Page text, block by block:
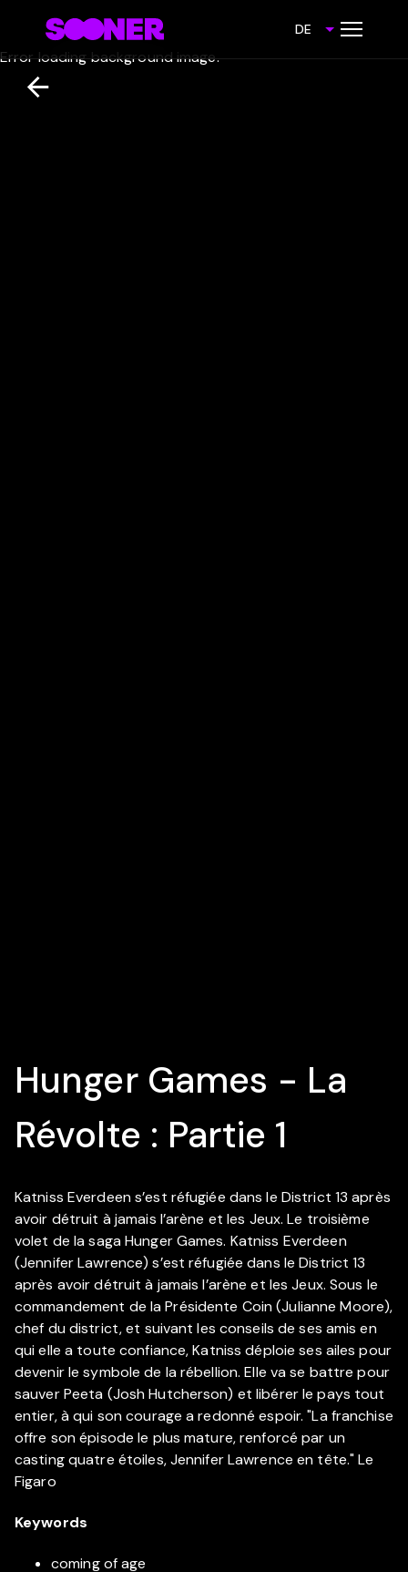
DE
Error loading background image.
Hunger Games - La
Révolte : Partie 1
Katniss Everdeen s’est réfugiée dans le District 13 après
avoir détruit à jamais l’arène et les Jeux. Le troisième
volet de la saga Hunger Games. Katniss Everdeen
(Jennifer Lawrence) s’est réfugiée dans le District 13
après avoir détruit à jamais l’arène et les Jeux. Sous le
commandement de la Présidente Coin (Julianne Moore),
chef du district, et suivant les conseils de ses amis en
qui elle a toute confiance, Katniss déploie ses ailes pour
devenir le symbole de la rébellion. Elle va se battre pour
sauver Peeta (Josh Hutcherson) et libérer le pays tout
entier, à qui son courage a redonné espoir. "La franchise
offre son épisode le plus mature, renforcé par un
casting quatre étoiles, Jennifer Lawrence en tête." Le
Figaro
Keywords
coming of age